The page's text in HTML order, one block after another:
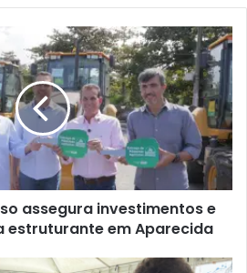
assegura investimentos e
estruturante em Aparecida